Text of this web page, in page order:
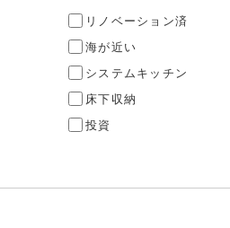
リノベーション済
海が近い
システムキッチン
床下収納
投資